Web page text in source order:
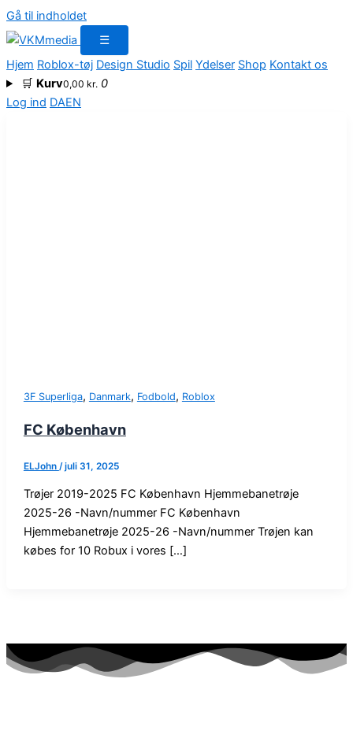
Gå til indholdet
☰
Hjem Roblox-tøj Design Studio Spil Ydelser Shop Kontakt os
🛒 Kurv0,00 kr. 0
Log ind DAEN
3F Superliga, Danmark, Fodbold, Roblox
FC København
ELJohn /juli 31, 2025
Trøjer 2019-2025 FC København Hjemmebanetrøje
2025-26 -Navn/nummer FC København
Hjemmebanetrøje 2025-26 -Navn/nummer Trøjen kan
købes for 10 Robux i vores […]